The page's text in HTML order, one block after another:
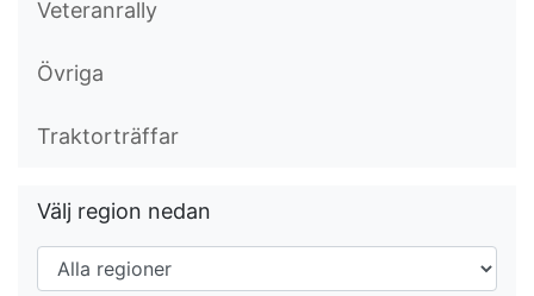
Veteranrally
Övriga
Traktorträffar
Välj region nedan